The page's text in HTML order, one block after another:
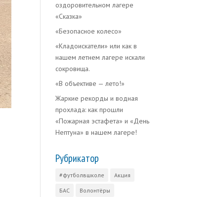
оздоровительном лагере
«Сказка»
«Безопасное колесо»
«Кладоискатели» или как в
нашем летнем лагере искали
сокровища.
«В объективе — лето!»
Жаркие рекорды и водная
прохлада: как прошли
«Пожарная эстафета» и «День
Нептуна» в нашем лагере!
Рубрикатор
#футболвшколе Акция
БАС Волонтёры